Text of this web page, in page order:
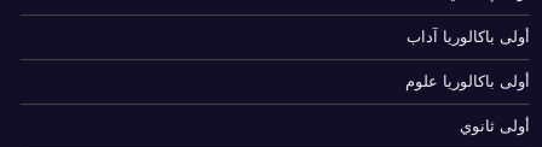
أولى باكالوريا آداب
أولى باكالوريا علوم
أولى ثانوي